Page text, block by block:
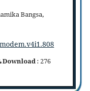
Bangsa,
Download: 276